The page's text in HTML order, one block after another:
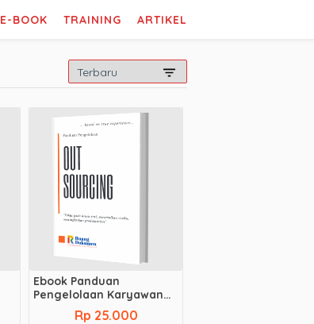
E-BOOK TRAINING ARTIKEL
Ebook Panduan
Pengelolaan Karyawan
OutsourcingRp 25.000